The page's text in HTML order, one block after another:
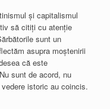
și capitalismul
să citiți cu atenție
sunt un
asupra moștenirii
că este
sunt de acord, nu
istoric au coincis.